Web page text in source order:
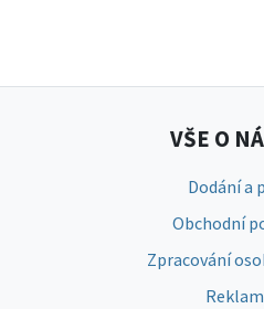
VŠE O
Dodání a
Obchodní
Zpracování